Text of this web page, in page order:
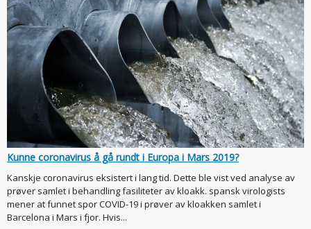
Kunne coronavirus å gå rundt i Europa i Mars 2019?
Kanskje coronavirus eksistert i lang tid. Dette ble vist ved analyse av
prøver samlet i behandling fasiliteter av kloakk. spansk virologists
mener at funnet spor COVID-19 i prøver av kloakken samlet i
Barcelona i Mars i fjor. Hvis...